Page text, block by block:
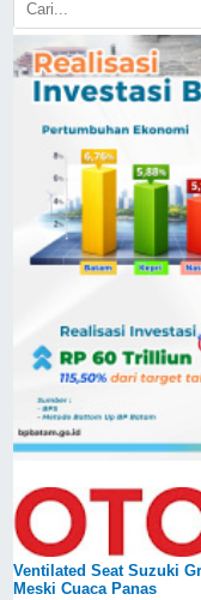
Ventilated Seat Suzuki
Meski Cuaca Panas